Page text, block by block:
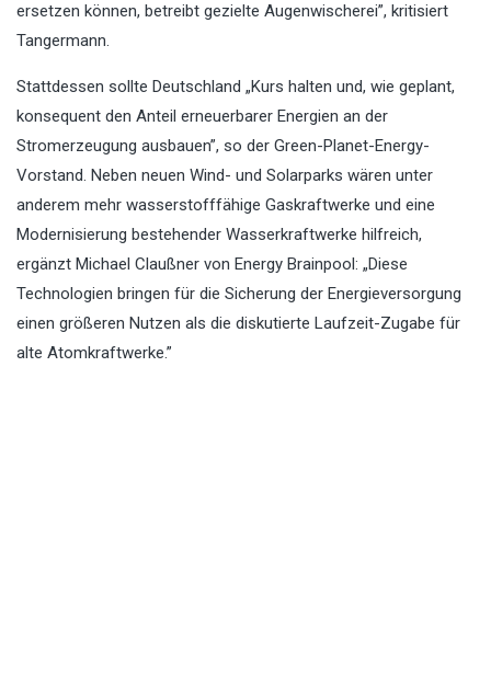
ersetzen können, betreibt gezielte Augenwischerei”, kritisiert
Tangermann.
Stattdessen sollte Deutschland „Kurs halten und, wie geplant,
konsequent den Anteil erneuerbarer Energien an der
Stromerzeugung ausbauen”, so der Green-Planet-Energy-
Vorstand. Neben neuen Wind- und Solarparks wären unter
anderem mehr wasserstofffähige Gaskraftwerke und eine
Modernisierung bestehender Wasserkraftwerke hilfreich,
ergänzt Michael Claußner von Energy Brainpool: „Diese
Technologien bringen für die Sicherung der Energieversorgung
einen größeren Nutzen als die diskutierte Laufzeit-Zugabe für
alte Atomkraftwerke.”